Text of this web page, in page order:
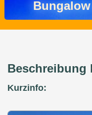
Beschreibung
Kurzinfo: